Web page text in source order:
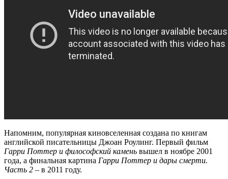
Напомним, популярная киновселенная создана по книгам
английской писательницы Джоан Роулинг. Первый фильм
Гарри Поттер и философский камень вышел в ноябре 2001
года, а финальная картина Гарри Поттер и дары смерти.
Часть 2 – в 2011 году.